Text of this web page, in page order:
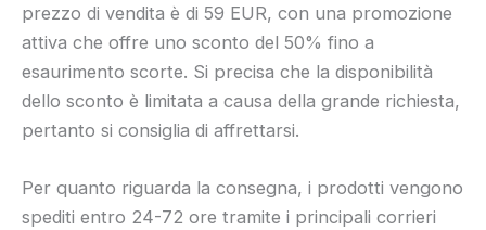
prezzo di vendita è di 59 EUR, con una promozione
attiva che offre uno sconto del 50% fino a
esaurimento scorte. Si precisa che la disponibilità
dello sconto è limitata a causa della grande richiesta,
pertanto si consiglia di affrettarsi.
Per quanto riguarda la consegna, i prodotti vengono
spediti entro 24-72 ore tramite i principali corrieri